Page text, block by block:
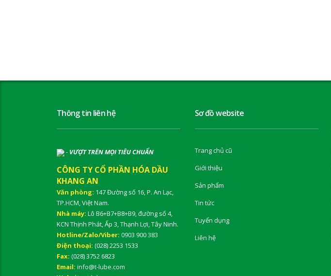
Thông tin liên hệ
- VƯỢT TRÊN MỌI TIÊU CHUẨN
CÔNG TY CỔ PHẦN HÓA DẦU
KHANG AN
Văn phòng: 147 Đường số 16, P. An Lạc,
TP.HCM, Việt Nam.
Nhà máy: Lô B6+B7+B8+B9, đường số 4,
KCN Thịnh Phát, Ấp 3, Thạnh Lợi, Tây Ninh.
Hotline/Zalo/Viber: 0903 900 383
Điện thoại: (028) 2253 1533
Fax: (028) 3752 6823
Email: info@t-lube.com
Sơ đồ website
Trang chủ cũ
Giới thiệu
Sản phẩm
Tin tức
Tuyển dụng
Liên hệ